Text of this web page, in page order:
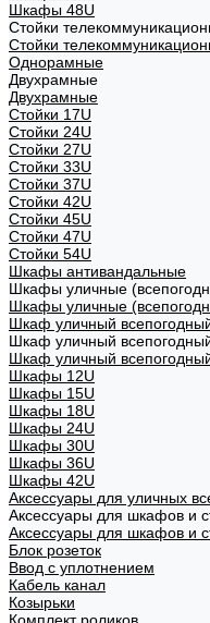
Шкафы 48U
Стойки
Стойки
Однорамные
Двухрамные
Двухрамные
Стойки 17U
Стойки 24U
Стойки 27U
Стойки 33U
Стойки 37U
Стойки 42U
Стойки 45U
Стойки 47U
Стойки 54U
Шкафы антивандальные
Шкафы уличные
Шкафы уличные
Шкаф уличный
Шкаф уличный
Шкаф уличный
Шкафы 12U
Шкафы 15U
Шкафы 18U
Шкафы 24U
Шкафы 30U
Шкафы 36U
Шкафы 42U
Аксессуары для уличных
Аксессуары для шкафов и
Аксессуары для шкафов и
Блок розеток
Ввод с уплотнением
Кабель канал
Козырьки